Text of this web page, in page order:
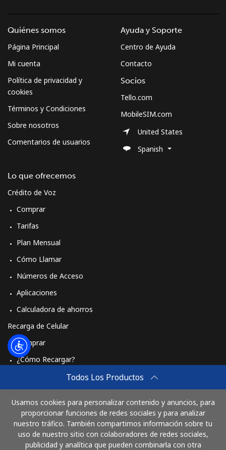
Todos Los Productos
Usamos cookies para personalizar contenido y anuncios, para
proporcionar funciones de redes sociales y para analizar
nuestro tráfico. También compartimos información sobre tu
uso de nuestro sitio con colaboradores de redes sociales,
publicidad y analítica que pueden combinarla con otra
Quiénes somos
Página Principal
Mi cuenta
Política de privacidad y
cookies
Términos y Condiciones
Sobre nosotros
Comentarios de usuarios
Lo que ofrecemos
Crédito de Voz
Comprar
Tarifas
Plan Mensual
Cómo Llamar
Números de Acceso
Aplicaciones
Calculadora de ahorros
Recarga de Celular
Comprar
¿Cómo Recargar?
Comprar
Cómo funciona
Ayuda y Soporte
Centro de Ayuda
Contacto
Socios
Tello.com
MobileSIM.com
United States
Spanish
Paga con